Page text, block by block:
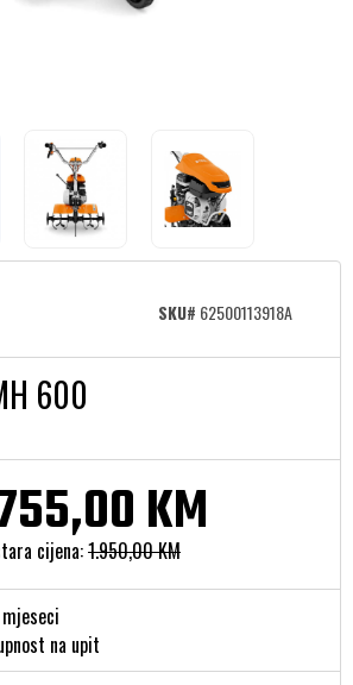
SKU# 62500113918A
600
KM
cijena:1.950,00 KM
na upit